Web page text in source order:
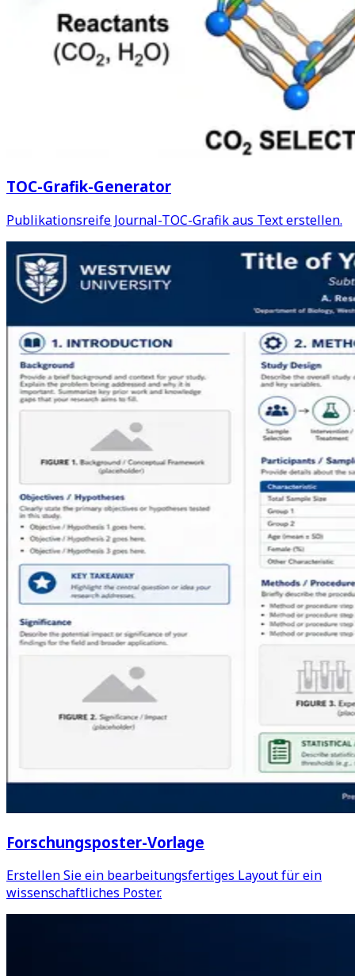
TOC-Grafik-Generator
Publikationsreife Journal-TOC-Grafik aus Text erstellen.
Forschungsposter-Vorlage
Erstellen Sie ein bearbeitungsfertiges Layout für ein
wissenschaftliches Poster.